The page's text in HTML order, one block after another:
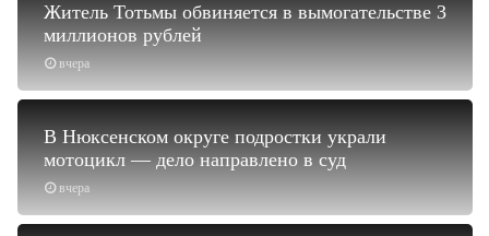
вчера
Житель Тотьмы обвиняется в вымогательстве 3
миллионов рублей
вчера
В Нюксенском округе подростки украли
мотоцикл — дело направлено в суд